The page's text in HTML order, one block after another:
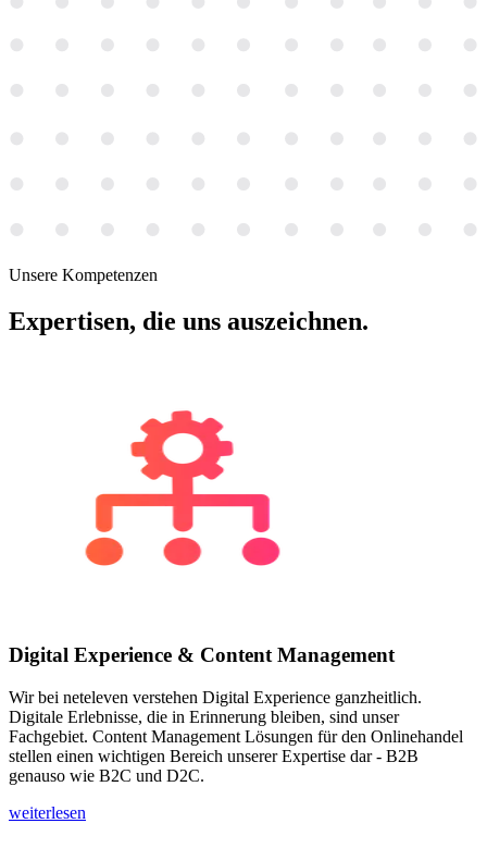
Unsere Kompetenzen
Expertisen, die uns auszeichnen.
Digital Experience & Content Management
Wir bei neteleven verstehen Digital Experience ganzheitlich.
Digitale Erlebnisse, die in Erinnerung bleiben, sind unser
Fachgebiet. Content Management Lösungen für den Onlinehandel
stellen einen wichtigen Bereich unserer Expertise dar - B2B
genauso wie B2C und D2C.
weiterlesen